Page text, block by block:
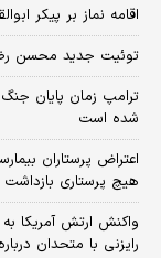
اقامه نماز بر پیکر
توئیت جدید محسن
ترامپ زمان پایان
شده است
اعتراض پرستاران
هیچ پرستاری
واکنش ارتش آمریکا
رایزنی با متحدان